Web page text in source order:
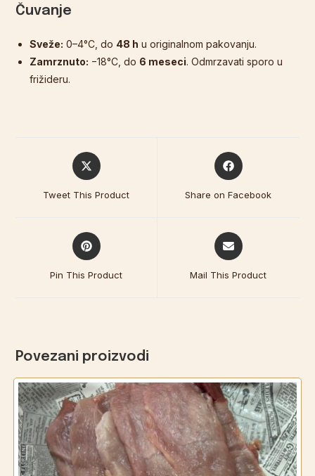
Čuvanje
Sveže: 0–4°C, do 48 h u originalnom pakovanju.
Zamrznuto: −18°C, do 6 meseci. Odmrzavati sporo u
frižideru.
Tweet This Product Share on Facebook
Pin This Product Mail This Product
Povezani proizvodi